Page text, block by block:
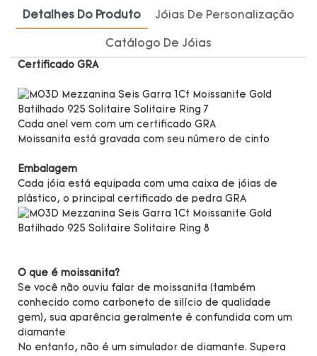
Detalhes Do Produto Jóias De Personalização
Catálogo De Jóias
Certificado GRA
Cada anel vem com um certificado GRA
Moissanita está gravada com seu número de cinto
Embalagem
Cada jóia está equipada com uma caixa de jóias de
plástico, o principal certificado de pedra GRA
O que é moissanita?
Se você não ouviu falar de moissanita (também
conhecido como carboneto de silício de qualidade
gem), sua aparência geralmente é confundida com um
diamante
No entanto, não é um simulador de diamante. Supera